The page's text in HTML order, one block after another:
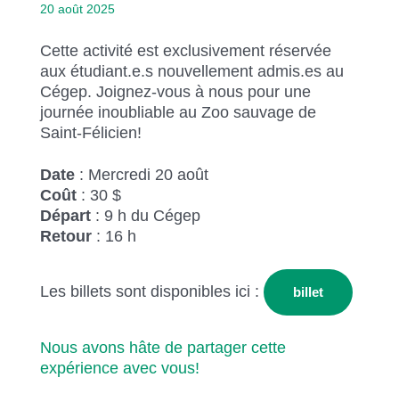
20 août 2025
Cette activité est exclusivement réservée
aux étudiant.e.s nouvellement admis.es au
Cégep. Joignez-vous à nous pour une
journée inoubliable au Zoo sauvage de
Saint-Félicien!
Date : Mercredi 20 août
Coût : 30 $
Départ : 9 h du Cégep
Retour : 16 h
Les billets sont disponibles ici : billet
Nous avons hâte de partager cette
expérience avec vous!